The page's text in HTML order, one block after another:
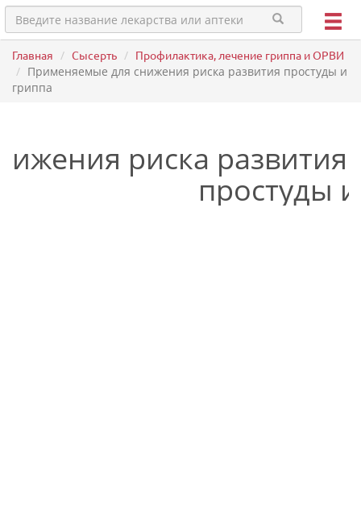
Главная Сысерть Профилактика, лечение гриппа и ОРВИ
Применяемые для снижения риска развития простуды и
гриппа
риска развития
простуды